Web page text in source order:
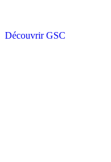
Découvrir GSC